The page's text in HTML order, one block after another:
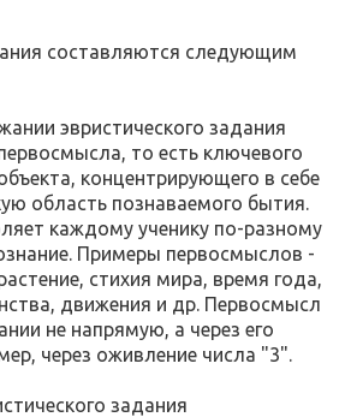
составляются следующим
эвристического задания
то есть ключевого
концентрирующего в себе
область познаваемого бытия.
каждому ученику по-разному
Примеры первосмыслов -
стихия мира, время года,
движения и др. Первосмысл
не напрямую, а через его
через оживление числа "3".
задания